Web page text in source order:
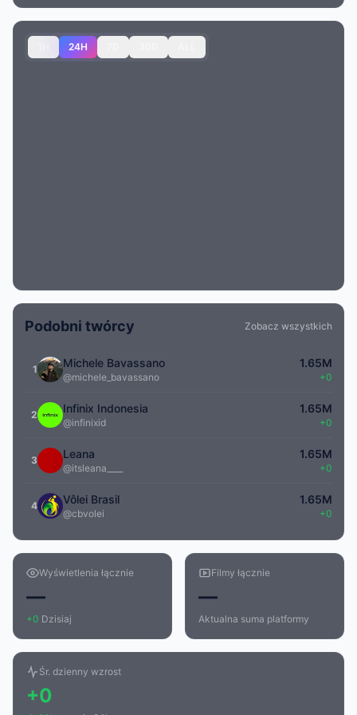
24H
Podobni twórcy Zobacz wszystkich
1 Michele Bavassano
@michele_bavassano
1.65M
+0
2 Infinix Indonesia
@infinixid
1.65M
+0
3 Leana
@itsleana____
1.65M
+0
4 Vôlei Brasil
@cbvolei
1.65M
+0
Wyświetlenia łącznie
—
+0 Dzisiaj
Filmy łącznie
—
Aktualna suma platformy
Śr. dzienny wzrost
+0